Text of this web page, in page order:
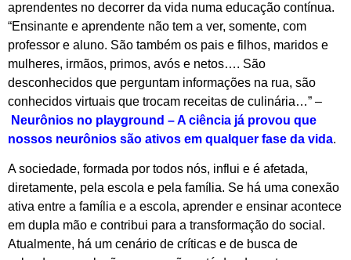
aprendentes no decorrer da vida numa educação contínua.
“Ensinante e aprendente não tem a ver, somente, com
professor e aluno. São também os pais e filhos, maridos e
mulheres, irmãos, primos, avós e netos…. São
desconhecidos que perguntam informações na rua, são
conhecidos virtuais que trocam receitas de culinária…” –
Neurônios no playground – A ciência já provou que
nossos neurônios são ativos em qualquer fase da vida.
A sociedade, formada por todos nós, influi e é afetada,
diretamente, pela escola e pela família. Se há uma conexão
ativa entre a família e a escola, aprender e ensinar acontece
em dupla mão e contribui para a transformação do social.
Atualmente, há um cenário de críticas e de busca de